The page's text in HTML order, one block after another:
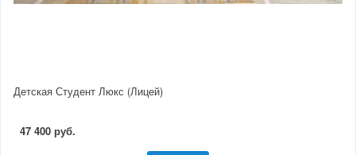
Детская Студент Люкс (Лицей)
47 400 руб.